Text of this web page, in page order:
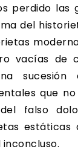
perdido las
del
vacías de
sucesión
que
del falso
estáticas